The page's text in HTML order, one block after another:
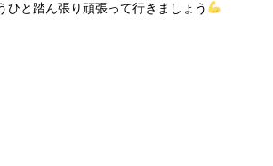
ひと踏ん張り頑張って行きましょう